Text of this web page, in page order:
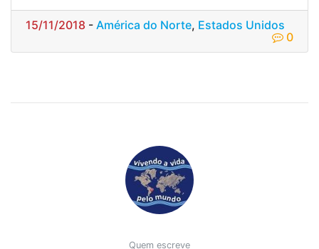
15/11/2018 - América do Norte, Estados Unidos
0
Quem escreve